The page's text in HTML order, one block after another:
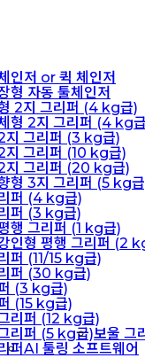
인저 or 퀵 체인저
형 자동 툴체인저
2지 그리퍼 (4 kg급)
형 2지 그리퍼 (4 kg
지 그리퍼 (3 kg급)
지 그리퍼 (10 kg급)
지 그리퍼 (20 kg급)
형 3지 그리퍼 (5 kg
퍼 (4 kg급)
퍼 (3 kg급)
행 그리퍼 (1 kg급)
인형 평행 그리퍼 (2
퍼 (11/15 kg급)
퍼 (30 kg급)
(3 kg급)
(15 kg급)
리퍼 (12 kg급)
리퍼 (5 kg급)보울 그
퍼AI 툴링 소프트웨어